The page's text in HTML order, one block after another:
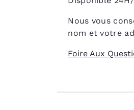
Nous vous
nom et votre
Foire Aux